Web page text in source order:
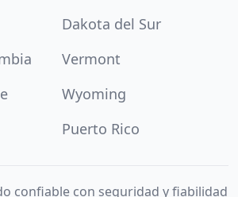
Dakota del Sur
Vermont
Wyoming
Puerto Rico
confiable con seguridad y fiabilidad